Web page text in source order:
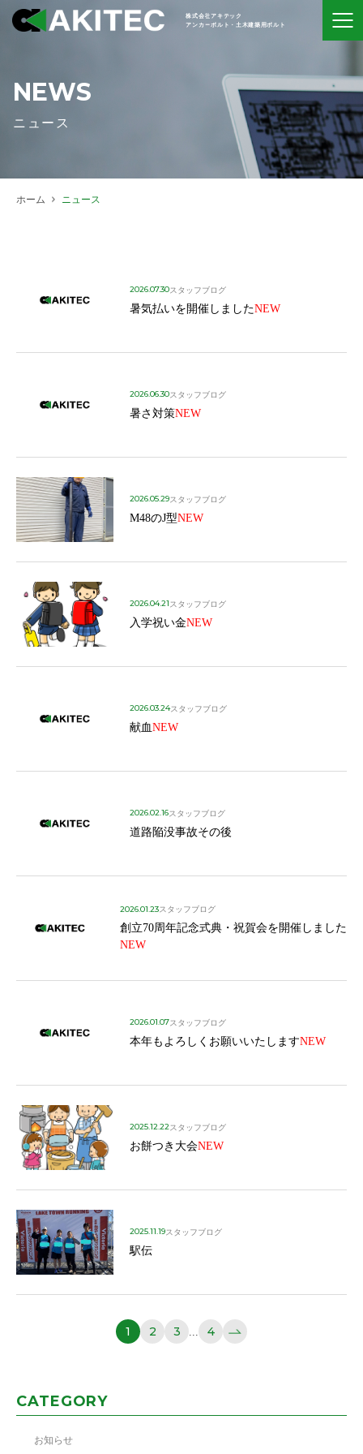
株式会社アキテック
アンカーボルト・土木建築用ボルト
NEWS
ニュース
ホーム ニュース
2026.07.30スタッフブログ
暑気払いを開催しましたNEW
2026.06.30スタッフブログ
暑さ対策NEW
2026.05.29スタッフブログ
M48のJ型NEW
2026.04.21 スタッフブログ
入学祝い金NEW
2026.03.24スタッフブログ
献血NEW
2026.02.16スタッフブログ
道路陥没事故その後
2026.01.23スタッフブログ
創立70周年記念式典・祝賀会を開催しました
NEW
2026.01.07スタッフブログ
本年もよろしくお願いいたしますNEW
2025.12.22スタッフブログ
お餅つき大会NEW
2025.11.19スタッフブログ
駅伝
1 2 3 4
CATEGORY
お知らせ